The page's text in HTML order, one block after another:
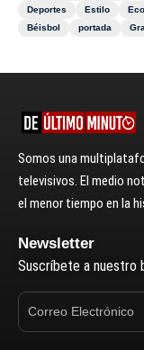
Deportes
Estilo
Béisbol
portada
Somos una
televisivos. El medio
el menor tiempo en la
Newsletter
Suscríbete a nuestro